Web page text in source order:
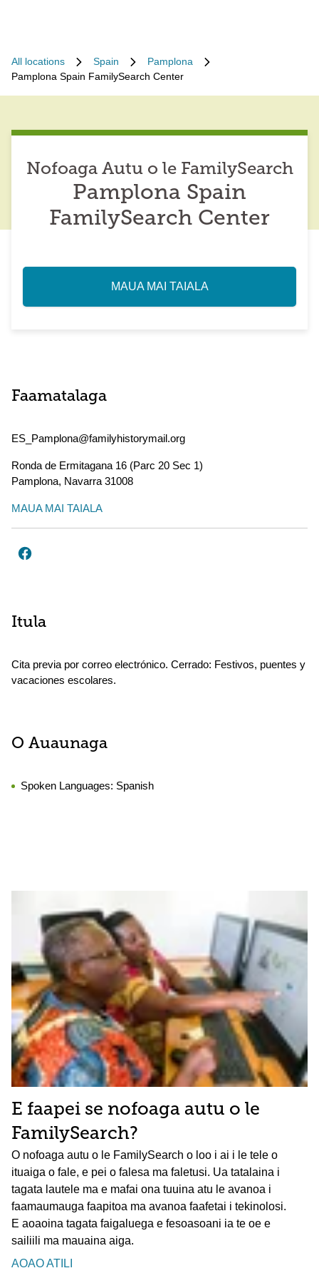
All locations Spain
Pamplona
Pamplona Spain FamilySearch Center
Nofoaga Autu o le FamilySearch
Pamplona Spain
FamilySearch Center
MAUA MAI TAIALA
Faamatalaga
ES_Pamplona@familyhistorymail.org
Ronda de Ermitagana 16 (Parc 20 Sec 1)
Pamplona, Navarra 31008
MAUA MAI TAIALA
Itula
Cita previa por correo electrónico. Cerrado: Festivos, puentes y
vacaciones escolares.
O Auaunaga
Spoken Languages: Spanish
E faapei se nofoaga autu o le
FamilySearch?
O nofoaga autu o le FamilySearch o loo i ai i le tele o
ituaiga o fale, e pei o falesa ma faletusi. Ua tatalaina i
tagata lautele ma e mafai ona tuuina atu le avanoa i
faamaumauga faapitoa ma avanoa faafetai i tekinolosi.
E aoaoina tagata faigaluega e fesoasoani ia te oe e
sailiili ma mauaina aiga.
AOAO ATILI